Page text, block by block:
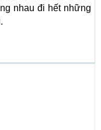
nhau đi hết những